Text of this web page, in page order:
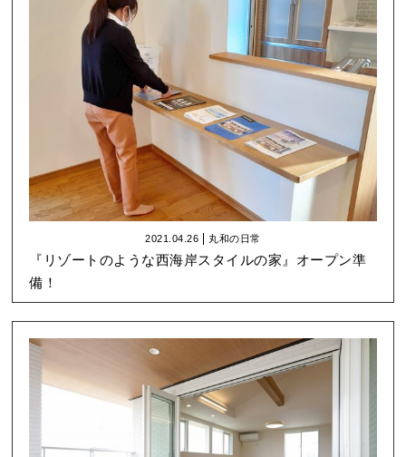
2021.04.26 丸和の日常
『リゾートのような西海岸スタイルの家』オープン準
備！